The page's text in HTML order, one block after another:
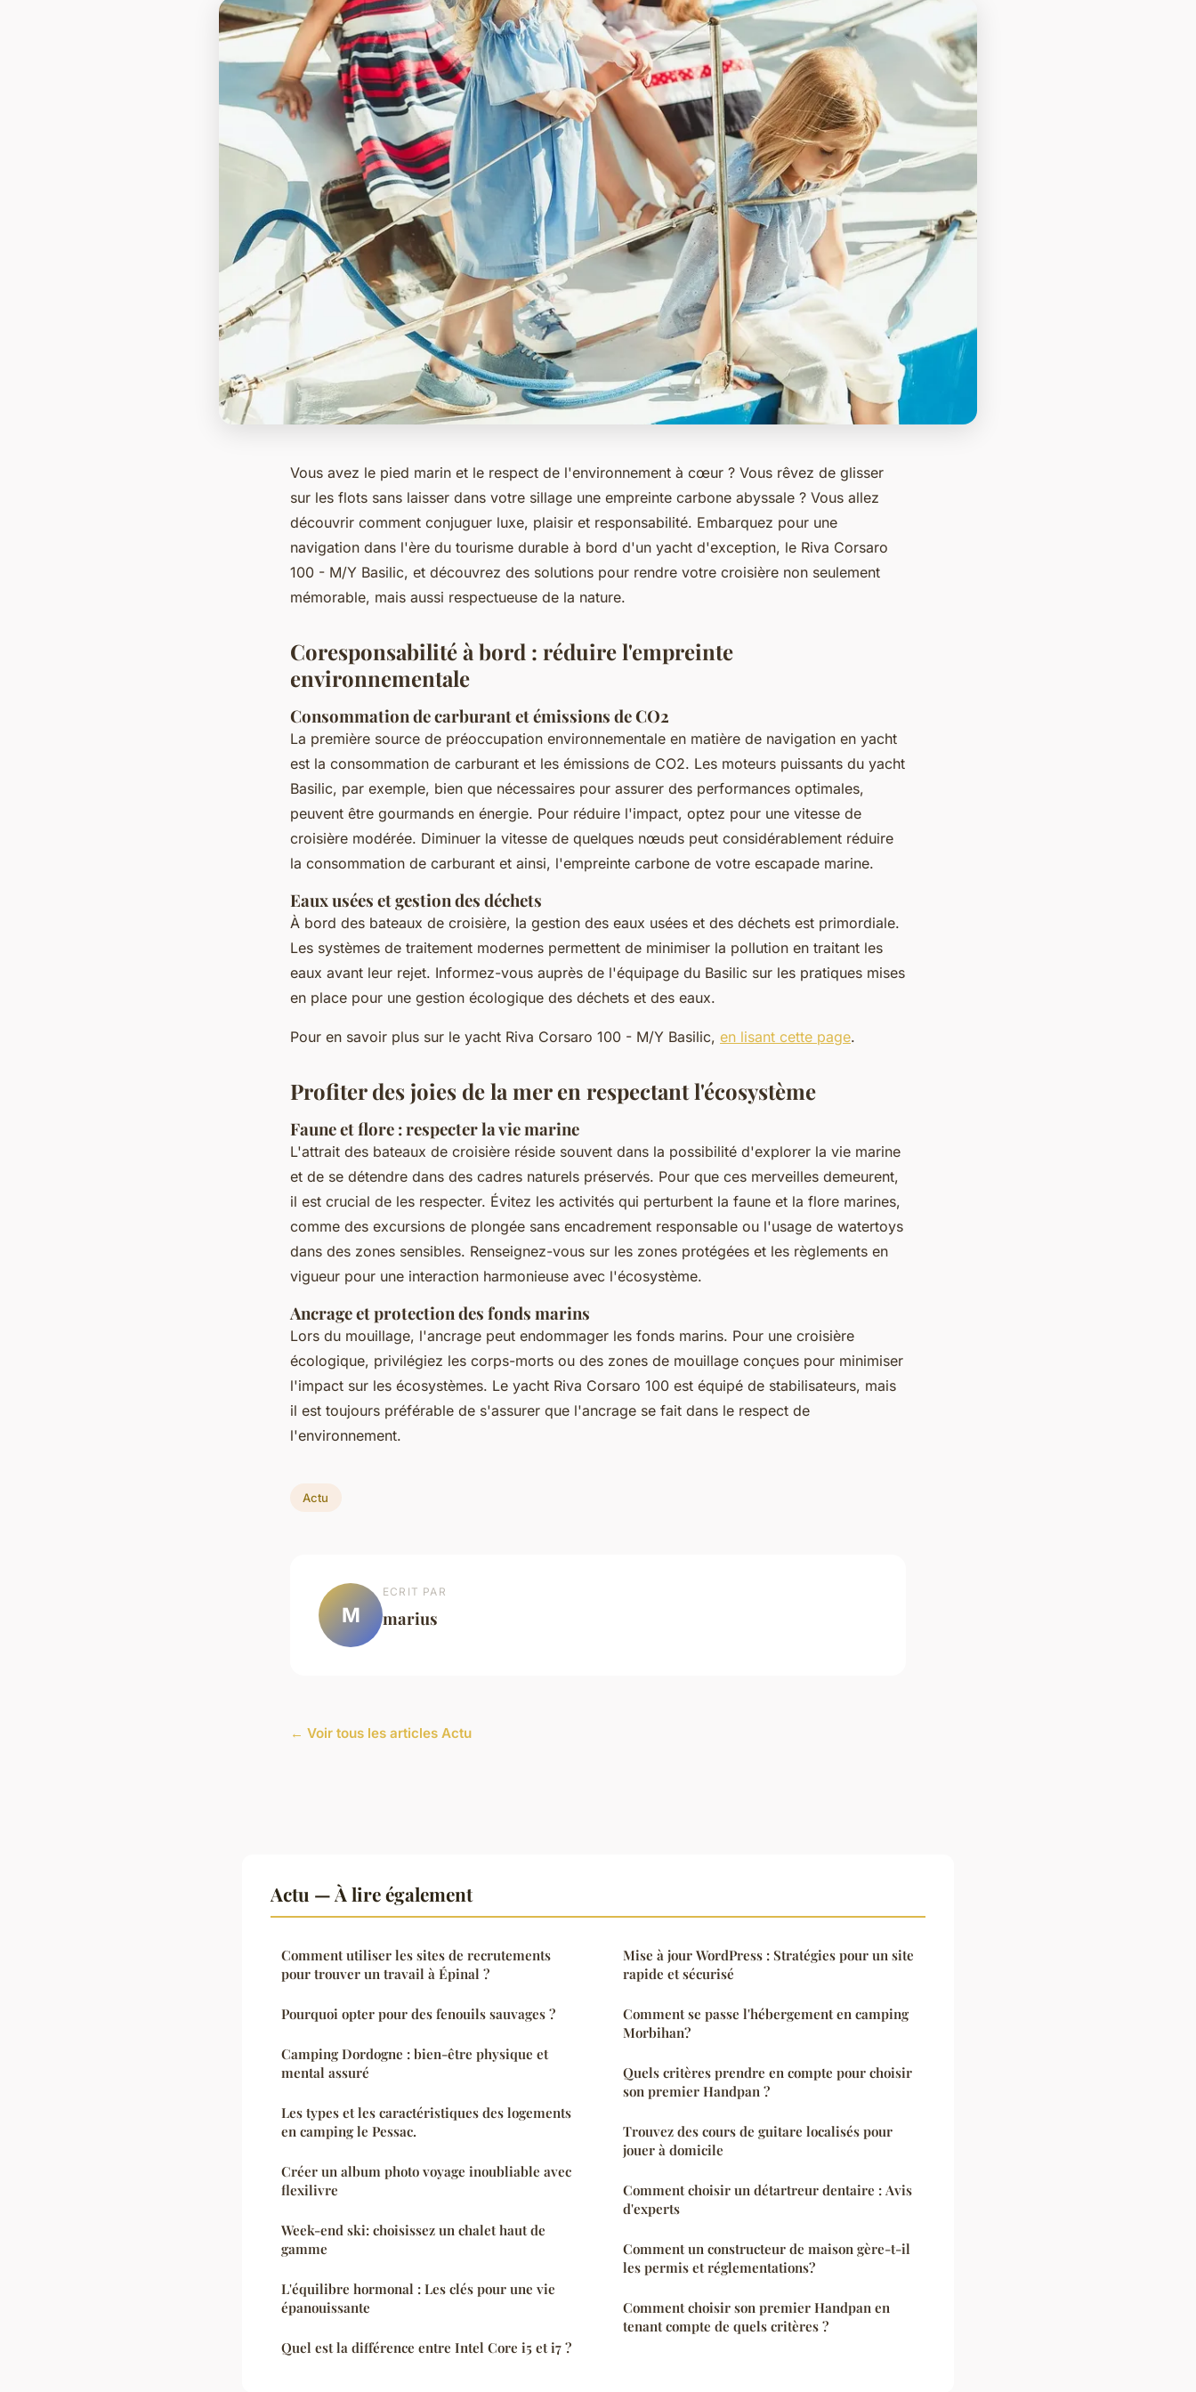
Vous avez le pied marin et le respect de l'environnement à cœur ? Vous rêvez de glisser
sur les flots sans laisser dans votre sillage une empreinte carbone abyssale ? Vous allez
découvrir comment conjuguer luxe, plaisir et responsabilité. Embarquez pour une
navigation dans l'ère du tourisme durable à bord d'un yacht d'exception, le Riva Corsaro
100 - M/Y Basilic, et découvrez des solutions pour rendre votre croisière non seulement
mémorable, mais aussi respectueuse de la nature.
Coresponsabilité à bord : réduire l'empreinte
environnementale
Consommation de carburant et émissions de CO2
La première source de préoccupation environnementale en matière de navigation en yacht
est la consommation de carburant et les émissions de CO2. Les moteurs puissants du yacht
Basilic, par exemple, bien que nécessaires pour assurer des performances optimales,
peuvent être gourmands en énergie. Pour réduire l'impact, optez pour une vitesse de
croisière modérée. Diminuer la vitesse de quelques nœuds peut considérablement réduire
la consommation de carburant et ainsi, l'empreinte carbone de votre escapade marine.
Eaux usées et gestion des déchets
À bord des bateaux de croisière, la gestion des eaux usées et des déchets est primordiale.
Les systèmes de traitement modernes permettent de minimiser la pollution en traitant les
eaux avant leur rejet. Informez-vous auprès de l'équipage du Basilic sur les pratiques mises
en place pour une gestion écologique des déchets et des eaux.
Pour en savoir plus sur le yacht Riva Corsaro 100 - M/Y Basilic, en lisant cette page.
Profiter des joies de la mer en respectant l'écosystème
Faune et flore : respecter la vie marine
L'attrait des bateaux de croisière réside souvent dans la possibilité d'explorer la vie marine
et de se détendre dans des cadres naturels préservés. Pour que ces merveilles demeurent,
il est crucial de les respecter. Évitez les activités qui perturbent la faune et la flore marines,
comme des excursions de plongée sans encadrement responsable ou l'usage de watertoys
dans des zones sensibles. Renseignez-vous sur les zones protégées et les règlements en
vigueur pour une interaction harmonieuse avec l'écosystème.
Ancrage et protection des fonds marins
Lors du mouillage, l'ancrage peut endommager les fonds marins. Pour une croisière
écologique, privilégiez les corps-morts ou des zones de mouillage conçues pour minimiser
l'impact sur les écosystèmes. Le yacht Riva Corsaro 100 est équipé de stabilisateurs, mais
il est toujours préférable de s'assurer que l'ancrage se fait dans le respect de
l'environnement.
Actu
M
ECRIT PAR
marius
← Voir tous les articles Actu
Actu — À lire également
Comment utiliser les sites de recrutements
pour trouver un travail à Épinal ?
Pourquoi opter pour des fenouils sauvages ?
Camping Dordogne : bien-être physique et
mental assuré
Les types et les caractéristiques des logements
en camping le Pessac.
Créer un album photo voyage inoubliable avec
flexilivre
Week-end ski: choisissez un chalet haut de
gamme
L'équilibre hormonal : Les clés pour une vie
épanouissante
Quel est la différence entre Intel Core i5 et i7 ?
Mise à jour WordPress : Stratégies pour un site
rapide et sécurisé
Comment se passe l'hébergement en camping
Morbihan?
Quels critères prendre en compte pour choisir
son premier Handpan ?
Trouvez des cours de guitare localisés pour
jouer à domicile
Comment choisir un détartreur dentaire : Avis
d'experts
Comment un constructeur de maison gère-t-il
les permis et réglementations?
Comment choisir son premier Handpan en
tenant compte de quels critères ?